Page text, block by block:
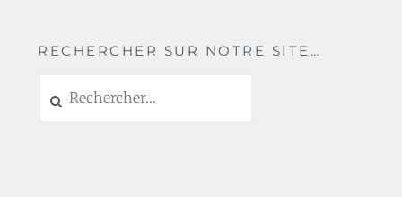
RECHERCHER SUR NOTRE SITE…